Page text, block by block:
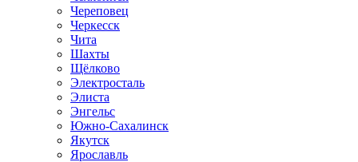
Череповец
Черкесск
Чита
Шахты
Щёлково
Электросталь
Элиста
Энгельс
Южно-Сахалинск
Якутск
Ярославль